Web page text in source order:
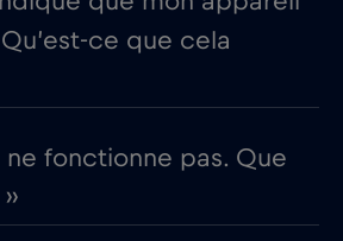
ce que cela
ne fonctionne pas. Que